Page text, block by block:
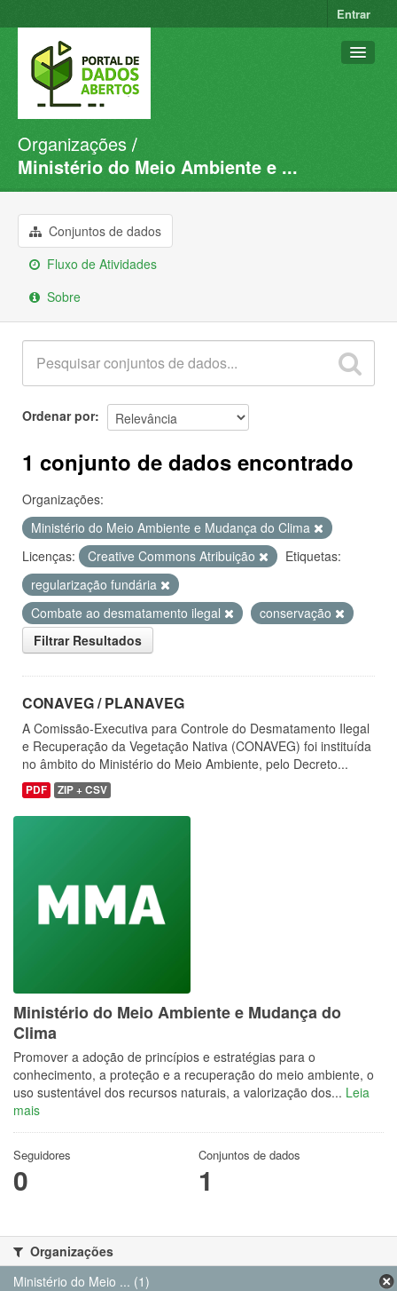
Entrar
Conjuntos de dados
Organizações
Sobre
Organizações
Ministério do Meio Ambiente e ...
Conjuntos de dados
Fluxo de Atividades
Sobre
Ordenar por
1 conjunto de dados encontrado
Organizações:
Ministério do Meio Ambiente e Mudança do Clima
Licenças:
Creative Commons Atribuição
Etiquetas:
regularização fundária
Combate ao desmatamento ilegal
conservação
Filtrar Resultados
CONAVEG / PLANAVEG
A Comissão-Executiva para Controle do Desmatamento Ilegal
e Recuperação da Vegetação Nativa (CONAVEG) foi instituída
no âmbito do Ministério do Meio Ambiente, pelo Decreto...
PDF ZIP + CSV
Ministério do Meio Ambiente e Mudança do
Clima
Promover a adoção de princípios e estratégias para o
conhecimento, a proteção e a recuperação do meio ambiente, o
uso sustentável dos recursos naturais, a valorização dos... Leia
mais
Seguidores
0
Conjuntos de dados
1
Organizações
Ministério do Meio ... (1)